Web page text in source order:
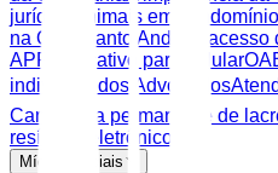
jurídico
Animais em
na OAB Santo André
O
APP Aplicativo para celular
individual dos Advogados
Campanha permanente de
resíduos eletrônicos
Mídias Sociais